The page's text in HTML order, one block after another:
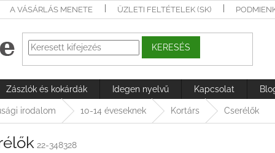
A VÁSÁRLÁS MENETE ÜZLETI FELTÉTELEK (SK)
KERESÉS
Zászlók és kokárdák Idegen nyelvű Kapcsolat
irodalom 10-14 éveseknek Kortárs Cserélők
22-348328